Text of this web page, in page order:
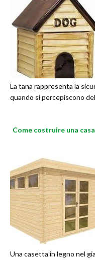
La tana rappresenta la
quando si percepiscono
Come costruire una
Una casetta in legno nel